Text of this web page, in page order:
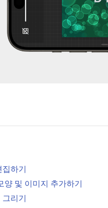
하기
양 및 이미지 추가하기
리기